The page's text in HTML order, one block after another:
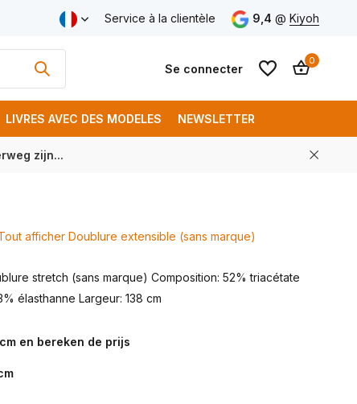
gratuite à partir de € 250 (FR)
Service à la clientèle 9,4 @ Kiyoh
Se connecter
0
LIVRES AVEC DES MODELES NEWSLETTER
zijn...
afficher Doublure extensible (sans marque)
stretch (sans marque) Composition: 52% triacétate
élasthanne Largeur: 138 cm
en bereken de prijs